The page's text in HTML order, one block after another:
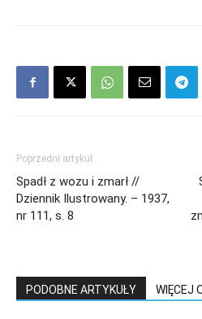
Poprzedni artykuł
Spadł z wozu i zmarł //
Dziennik Ilustrowany. – 1937,
nr 111, s. 8
PODOBNE ARTYKUŁY WIĘCEJ